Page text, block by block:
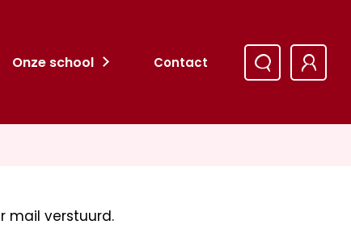
Onze school Contact
mail verstuurd.